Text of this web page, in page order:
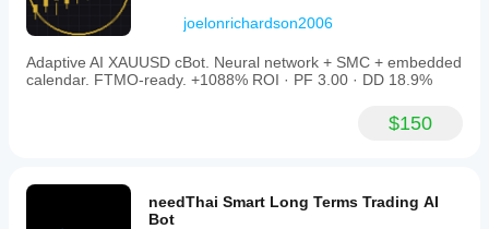
joelonrichardson2006
Adaptive AI XAUUSD cBot. Neural network + SMC + embedded
calendar. FTMO-ready. +1088% ROI · PF 3.00 · DD 18.9%
$150
needThai Smart Long Terms Trading AI
Bot